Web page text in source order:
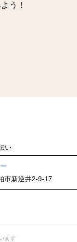
う！
い
市新逆井2-9-17
ます